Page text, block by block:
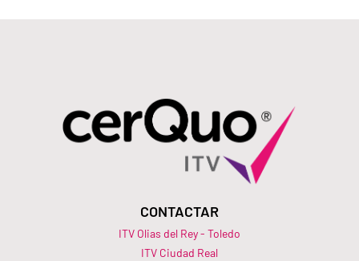
CONTACTAR
ITV Olias del Rey - Toledo
ITV Ciudad Real